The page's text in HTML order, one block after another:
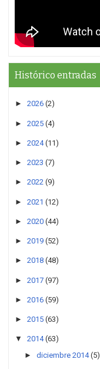
Histórico entradas
► 2026 (2)
► 2025 (4)
► 2024 (11)
► 2023 (7)
► 2022 (9)
► 2021 (12)
► 2020 (44)
► 2019 (52)
► 2018 (48)
► 2017 (97)
► 2016 (59)
► 2015 (63)
▼ 2014 (63)
► diciembre 2014 (5)